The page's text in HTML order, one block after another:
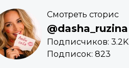
Смотреть сторис
@dasha_ruzina
Подписчиков: 3.2K
Подписок: 823